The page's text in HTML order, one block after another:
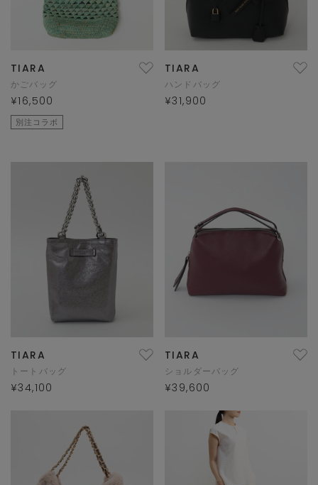
TIARA
かごバッグ
¥16,500
別注コラボ
TIARA
ハンドバッグ
¥31,900
TIARA
トートバッグ
¥34,100
TIARA
ショルダーバッグ
¥39,600